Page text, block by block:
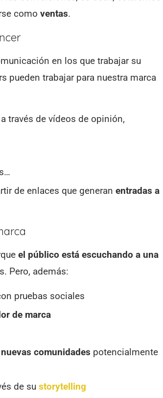
como ventas.
en los que trabajar su
pueden trabajar para nuestra marca
través de vídeos de opinión,
de enlaces que generan entradas a
el público está escuchando a una
Pero, además:
pruebas sociales
de marca
nuevas comunidades potencialmente
de su storytelling